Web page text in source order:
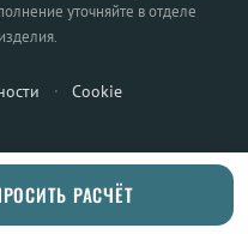
уточняйте в отделе
· Cookie
РАСЧЁТ